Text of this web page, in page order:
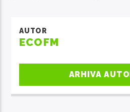
AUTOR
ECOFM
ARHIVA